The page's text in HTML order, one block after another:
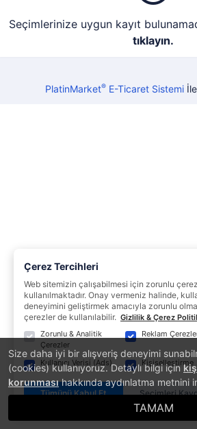
Size daha iyi bir alışveriş deneyimi
(cookies) kullanıyoruz. Detaylı bilgi için
korunmasıhakkında aydınlatma metnini
TAMAM
Seçimlerinize uygun kayıt
tıklayın.
PlatinMarket®E-Ticaret Sistemiİle
Çerez Tercihleri
Web sitemizin çalışabilmesi için zorunlu
kullanılmaktadır. Onay vermeniz halinde,
deneyimini geliştirmek amacıyla zorunlu
çerezler de kullanılabilir. Gizlilik & Çerez
Zorunlu & Analitik
Çerezler
Reklam
Kullanıcı Verisi (Ads) Kişiselleştirme
Tümünü Kabul Et Seçimleri